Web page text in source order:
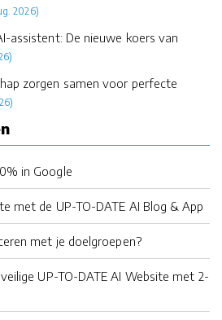
2026)
assistent: De nieuwe koers van
zorgen samen voor perfecte
in Google
met de UP-TO-DATE AI Blog & App
met je doelgroepen?
UP-TO-DATE AI Website met 2-